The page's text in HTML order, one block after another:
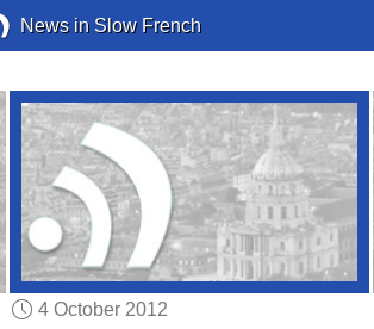
News in Slow French
4 October 2012